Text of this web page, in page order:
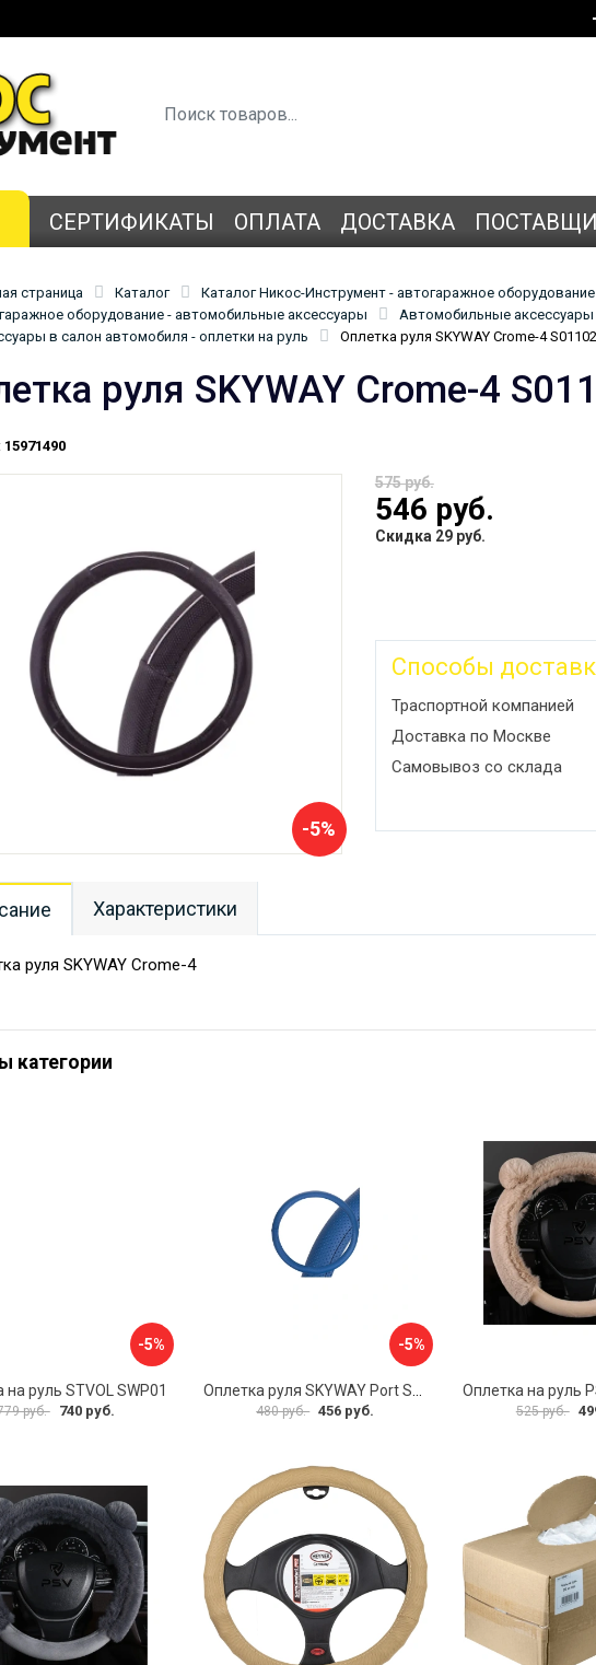
СЕРТИФИКАТЫ ОПЛАТА ДОСТАВКА
страница Каталог
Каталог Никос-Инструмент - автогаражное оборудование
оборудование - автомобильные аксессуары
Автомобильные
в салон автомобиля - оплетки на руль
Оплетка руля SKYWAY Crome-4
руля SKYWAY Crome-4
15971490
-5%
575 руб.
546 руб.
Скидка 29 руб.
Способы
Траспортной компанией
Доставка по Москве
Самовывоз со склада
Характеристики
руля SKYWAY Crome-4
категории
-5%
на руль STVOL SWP01
руб. 740 руб.
-5%
480 руб. 456 руб. 525 руб.